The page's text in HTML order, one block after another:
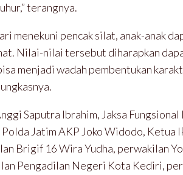
terangnya.
menekuni pencak silat, anak-anak
Nilai-nilai tersebut diharapkan
menjadi wadah pembentukan
Saputra Ibrahim, Jaksa Fungsional
Jatim AKP Joko Widodo, Ketua
Brigif 16 Wira Yudha, perwakilan
Pengadilan Negeri Kota Kediri,